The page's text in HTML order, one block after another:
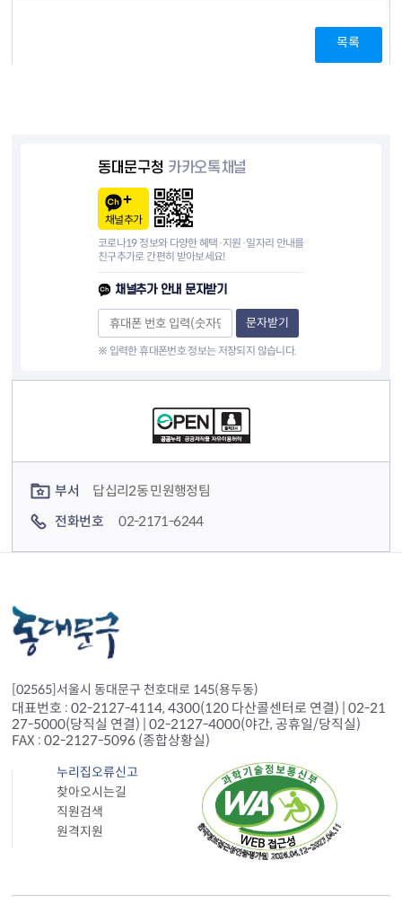
목록
동대문구청 카카오톡채널
채널추가
코로나19 정보와 다양한 혜택·지원·일자리 안내를
친구추가로 간편히 받아보세요!
채널추가 안내 문자받기
문자받기
※ 입력한 휴대폰번호 정보는 저장되지 않습니다.
부서
답십리2동 민원행정팀
전화번호
02-2171-6244
[02565]서울시 동대문구 천호대로 145(용두동)
대표번호 : 02-2127-4114, 4300(120 다산콜센터로 연결) | 02-21
27-5000(당직실 연결) | 02-2127-4000(야간, 공휴일/당직실)
FAX : 02-2127-5096 (종합상황실)
누리집오류신고
찾아오시는길
직원검색
원격지원